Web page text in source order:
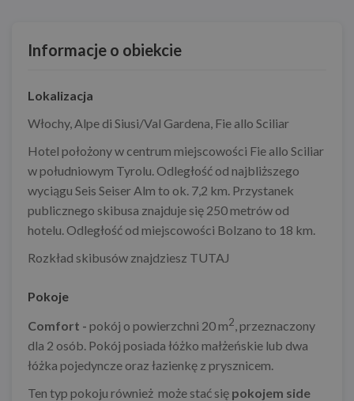
Informacje o obiekcie
Lokalizacja
Włochy, Alpe di Siusi/Val Gardena Fie allo Sciliar
Hotel położony w centrum miejscowości Fie allo Sciliar
w południowym Tyrolu. Odległość od najbliższego
wyciągu Seis Seiser Alm to ok. 7,2 km. Przystanek
publicznego skibusa znajduje się 250 metrów od
hotelu. Odległość od miejscowości Bolzano to 18 km.
Rozkład skibusów znajdziesz TUTAJ
Pokoje
Comfort - pokój o powierzchni 20 m2, przeznaczony
dla 2 osób. Pokój posiada łóżko małżeńskie lub dwa
łóżka pojedyncze oraz łazienkę z prysznicem.
Ten typ pokoju również może stać się pokojem side